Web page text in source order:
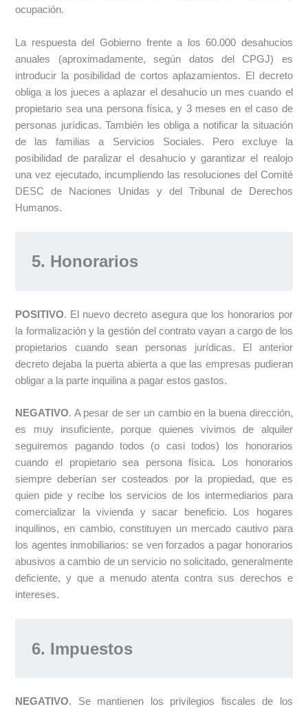
ocupación.
La respuesta del Gobierno frente a los 60.000 desahucios
anuales (aproximadamente, según datos del CPGJ) es
introducir la posibilidad de cortos aplazamientos. El decreto
obliga a los jueces a aplazar el desahucio un mes cuando el
propietario sea una persona física, y 3 meses en el caso de
personas jurídicas. También les obliga a notificar la situación
de las familias a Servicios Sociales. Pero excluye la
posibilidad de paralizar el desahucio y garantizar el realojo
una vez ejecutado, incumpliendo las resoluciones del Comité
DESC de Naciones Unidas y del Tribunal de Derechos
Humanos.
5. Honorarios
POSITIVO. El nuevo decreto asegura que los honorarios por
la formalización y la gestión del contrato vayan a cargo de los
propietarios cuando sean personas jurídicas. El anterior
decreto dejaba la puerta abierta a que las empresas pudieran
obligar a la parte inquilina a pagar estos gastos.
NEGATIVO. A pesar de ser un cambio en la buena dirección,
es muy insuficiente, porque quienes vivimos de alquiler
seguiremos pagando todos (o casi todos) los honorarios
cuando el propietario sea persona física. Los honorarios
siempre deberían ser costeados por la propiedad, que es
quien pide y recibe los servicios de los intermediarios para
comercializar la vivienda y sacar beneficio. Los hogares
inquilinos, en cambio, constituyen un mercado cautivo para
los agentes inmobiliarios: se ven forzados a pagar honorarios
abusivos a cambio de un servicio no solicitado, generalmente
deficiente, y que a menudo atenta contra sus derechos e
intereses.
6. Impuestos
NEGATIVO. Se mantienen los privilegios fiscales de los